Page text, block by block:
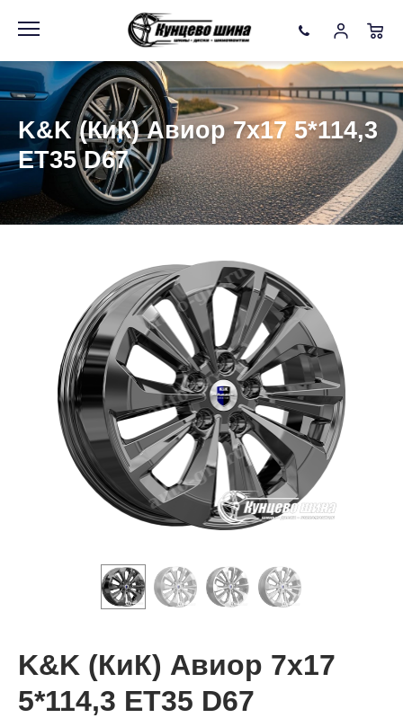
K&K (КиК) Авиор 7x17 5*114,3
ET35 D67
K&K (КиК) Авиор 7x17
5*114,3 ET35 D67
Информация Фото товара